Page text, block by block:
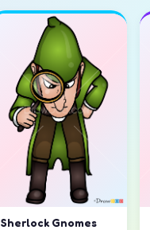
Sherlock Gnomes